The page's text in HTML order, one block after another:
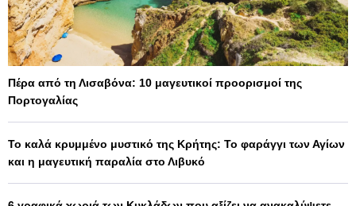
Πέρα από τη Λισαβόνα: 10 μαγευτικοί προορισμοί της
Πορτογαλίας
Το καλά κρυμμένο μυστικό της Κρήτης: Το φαράγγι των Αγίων
και η μαγευτική παραλία στο Λιβυκό